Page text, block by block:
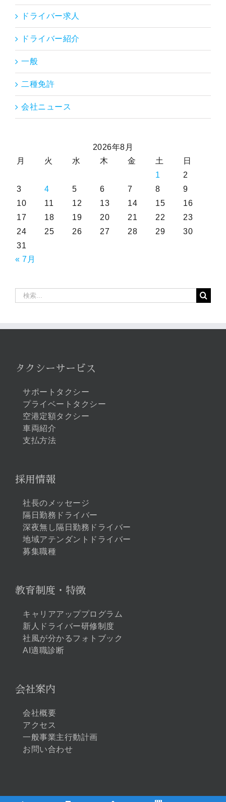
ドライバー求人
ドライバー紹介
一般
二種免許
会社ニュース
2026年8月
月
火 水 木 金 土
日
1
2
3
4 5 6 7 8
9
10
11 12 13 14 15
16
17
18 19 20 21 22
23
24
25 26 27 28 29
30
31
« 7月
索
タクシーサービス
サポートタクシー
プライベートタクシー
空港定額タクシー
車両紹介
支払方法
採用情報
社長のメッセージ
隔日勤務ドライバー
深夜無し隔日勤務ドライバー
地域アテンダントドライバー
募集職種
教育制度・特徴
キャリアアッププログラム
新人ドライバー研修制度
社風が分かるフォトブック
AI適職診断
会社案内
会社概要
アクセス
一般事業主行動計画
お問い合わせ